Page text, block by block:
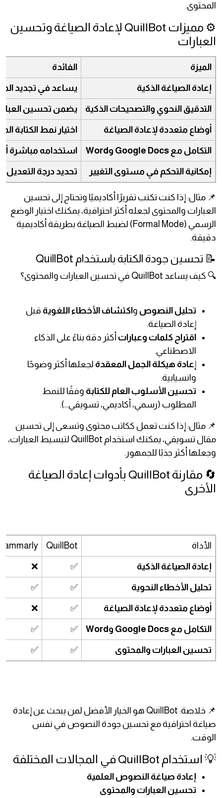
المحتوى.
⚙️ مميزات QuillBot لإعادة الصياغة وتحسين
العبارات
الميزة الفائدة
إعادة الصياغة الذكية يساعد في تجديد
التدقيق النحوي والتصحيحات الذكية يضمن تحسين
أوضاع متعددة لإعادة الصياغة اختيار نمط الكتابة
التكامل مع Google Docs وWord استخدامه مباشرة
إمكانية التحكم في مستوى التغيير تحديد درجة التعديل
📌 مثال: إذا كنت تكتب تقريرًا أكاديميًا وتحتاج إلى تحسين
العبارات والمحتوى لجعله أكثر احترافية، يمكنك اختيار الوضع
الرسمي (Formal Mode) لضبط الصياغة بطريقة أكاديمية
دقيقة.
📝 تحسين جودة الكتابة باستخدام QuillBot
🔍 كيف يساعد QuillBot في تحسين العبارات والمحتوى؟
تحليل النصوص واكتشاف الأخطاء اللغوية قبل
إعادة الصياغة.
اقتراح كلمات وعبارات أكثر دقة بناءً على الذكاء
الاصطناعي.
إ عادة هيكلة الجمل المعقدة لجعلها أكثر وضوحًا
وانسيابية.
تحسين الأسلوب العام للكتابة وفقًا للنمط
المطلوب (رسمي، أكاديمي، تسويقي...).
📌 مثال: إذا كنت تعمل ككاتب محتوى وتسعى إلى تحسين
مقال تسويقي، يمكنك استخدام QuillBot لتبسيط العبارات،
وجعلها أكثر جذبًا للجمهور.
🔄 مقارنة QuillBot بأدوات إعادة الصياغة
الأخرى
الأداة QuillBot
إعادة الصياغة الذكية ✅
❌
تحليل الأخطاء النحوية ✅
✅
أوضاع متعددة لإعادة الصياغة ✅
❌
التكامل مع Google Docs وWord ✅
✅
تحسين العبارات والمحتوى ✅
✅
📌 خلاصة: QuillBot هو الخيار الأفضل لمن يبحث عن إعادة
صياغة احترافية مع تحسين جودة النصوص في نفس
الوقت.
💡 استخدام QuillBot في المجالات المختلفة
إعادة صياغة النصوص العلمية
تحسين العبارات والمحتوى